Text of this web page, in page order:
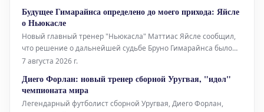
наименее выгодных соглашения, которые могут стать
потенциальной проблемой для команд
Будущее Гимарайнса определено до моего прихода: Яйсле
о Ньюкасле
Новый главный тренер "Ньюкасла" Маттиас Яйсле сообщил,
что решение о дальнейшей судьбе Бруно Гимарайнса было
принято ещё до его назначения на пост. По словам Яйсле, у
7 августа 2026 г.
Диего Форлан: новый тренер сборной Уругвая, "идол"
чемпионата мира
Легендарный футболист сборной Уругвая, Диего Форлан,